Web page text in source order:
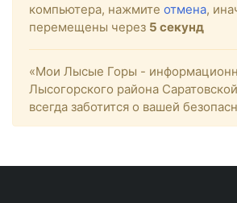
компьютера, нажмите отмена,
перемещены через 4 секунд
«Мои Лысые Горы -
Лысогорского района
всегда заботится о вашей